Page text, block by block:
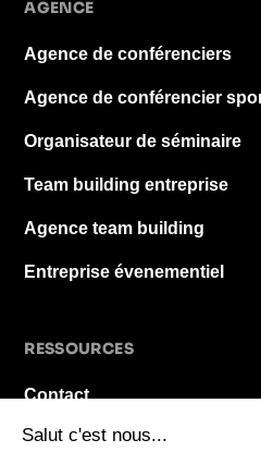
AGENCE
Agence de conférenciers
Agence de conférencier
Organisateur de séminaire
Team building entreprise
Agence team building
Entreprise évenementiel
RESSOURCES
Contact
À propos